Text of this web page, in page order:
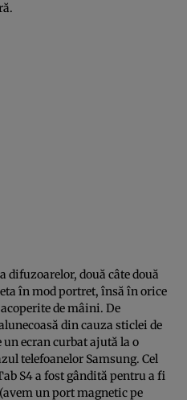
difuzoarelor, două câte două
în mod portret, însă în orice
de mâini. De
din cauza sticlei de
ecran curbat ajută la o
telefoanelor Samsung. Cel
S4 a fost gândită pentru a fi
un port magnetic pe